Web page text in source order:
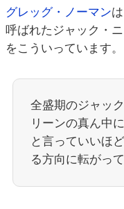
グレッグ・ノーマン
呼ばれたジャック・
をこういっています。
全盛期のジャッ
リーンの真ん中
と言っていいほ
る方向に転がっ